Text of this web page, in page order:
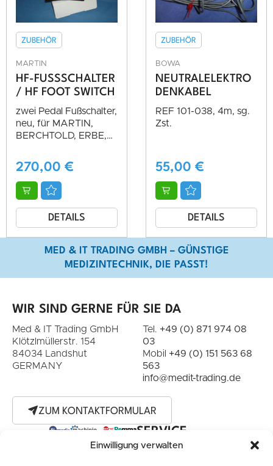
Einwilligung verwalten
ZUBEHÖR
MARTIN
HF-FUSSSCHALTER /
HF FOOT SWITCH
zwei Pedal Fußschalter,
neu, für MARTIN,
BERCHTOLD, ERBE,
270,00 €
DETAILS
ZUBEHÖR
BOWA
NEUTRALELEKTRO
DENKABEL
REF 101-038, 4m, sg.
Zst.
55,00 €
DETAILS
MED & IT TRADING GMBH – GÜNSTIGE
MEDIZINTECHNIK, DIE PASST!
WIR SIND GERNE FÜR SIE DA
Med & IT Trading GmbH
Klötzlmüllerstr. 154
84034 Landshut
GERMANY
Tel. +49 (0) 871 974 08
03
Mobil +49 (0) 151 563 68
563
info@medit-trading.de
ZUM KONTAKTFORMULAR
SERVICE
Unsere Services